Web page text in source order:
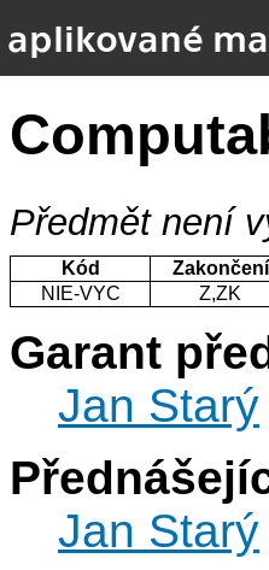
aplikované
Předmět není
Kód Zakončení
NIE-VYC
Z,ZK
Garant
Jan Starý
Jan Starý